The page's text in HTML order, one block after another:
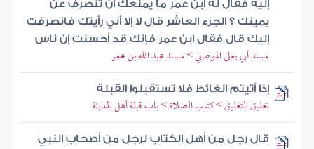
إليه فقال له ابن عمر ما يمنعك أن تنصرف عن
يمينك ؟ الجزء العاشر قال لا إلا أني رأيتك فانصرفت
إليك قال فقال ابن عمر فإنك قد أحسنت إن ناس
مسند أبي يعلى الموصلي > مسند عبد الله بن عمر
إذا أتيتم الغائط فلا تستقبلوا القبلة
تغليق التعليق > كتاب الصلاة > باب قبلة أهل المدينة
قال رجل من أهل الكتاب لرجل من أصحاب النبي